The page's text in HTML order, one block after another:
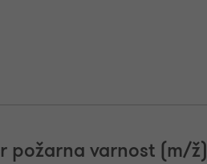
požarna varnost (m/ž)